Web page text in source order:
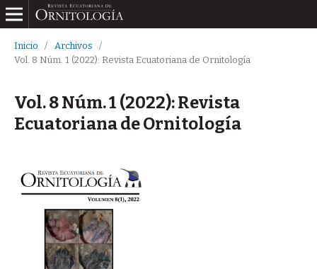
Inicio / Archivos
/
Vol. 8 Núm. 1 (2022): Revista Ecuatoriana de Ornitología
Vol. 8 Núm. 1 (2022): Revista
Ecuatoriana de Ornitología